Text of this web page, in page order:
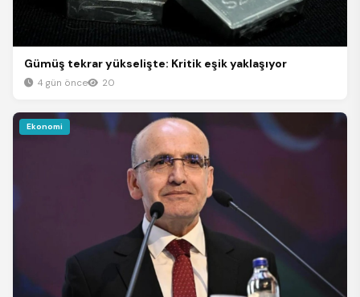
Gümüş tekrar yükselişte: Kritik eşik yaklaşıyor
4 gün önce 20
Ekonomi